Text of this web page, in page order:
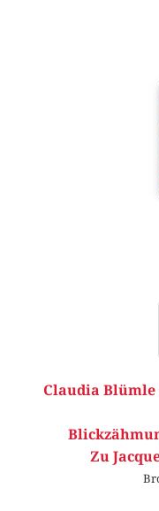
Claudia Blümle
Zu